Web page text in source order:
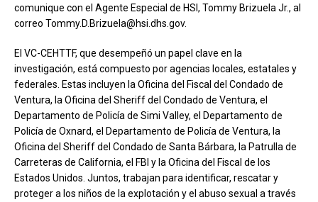
comunique con el Agente Especial de HSI, Tommy Brizuela Jr., al
correo Tommy.D.Brizuela@hsi.dhs.gov.
El VC-CEHTTF, que desempeñó un papel clave en la
investigación, está compuesto por agencias locales, estatales y
federales. Estas incluyen la Oficina del Fiscal del Condado de
Ventura, la Oficina del Sheriff del Condado de Ventura, el
Departamento de Policía de Simi Valley, el Departamento de
Policía de Oxnard, el Departamento de Policía de Ventura, la
Oficina del Sheriff del Condado de Santa Bárbara, la Patrulla de
Carreteras de California, el FBI y la Oficina del Fiscal de los
Estados Unidos. Juntos, trabajan para identificar, rescatar y
proteger a los niños de la explotación y el abuso sexual a través